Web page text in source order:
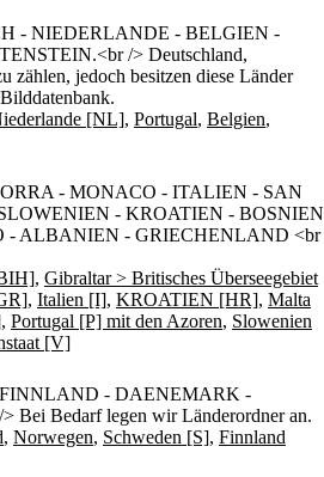
- NIEDERLANDE - BELGIEN -
/> Deutschland,
zählen, jedoch besitzen diese Länder
[NL], Portugal, Belgien,
- MONACO - ITALIEN - SAN
- KROATIEN - BOSNIEN
- ALBANIEN - GRIECHENLAND <br
, Gibraltar > Britisches Überseegebiet
, Italien [I], KROATIEN [HR], Malta
, Portugal [P] mit den Azoren, Slowenien
[V]
- DAENEMARK -
Bedarf legen wir Länderordner an.
, Norwegen, Schweden [S], Finnland